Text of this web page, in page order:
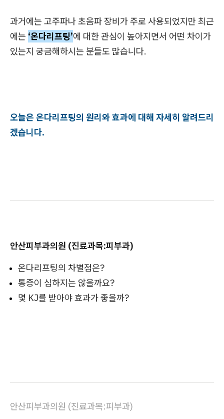
과거에는 고주파나 초음파 장비가 주로 사용되었지만 최근
에는 ‘온다리프팅’에 대한 관심이 높아지면서 어떤 차이가
있는지 궁금해하시는 분들도 많습니다.
오늘은 온다리프팅의 원리와 효과에 대해 자세히 알려드리
겠습니다.
안산피부과의원 (진료과목:피부과)
온다리프팅의 차별점은?
통증이 심하지는 않을까요?
몇 KJ를 받아야 효과가 좋을까?
안산피부과의원 (진료과목:피부과)